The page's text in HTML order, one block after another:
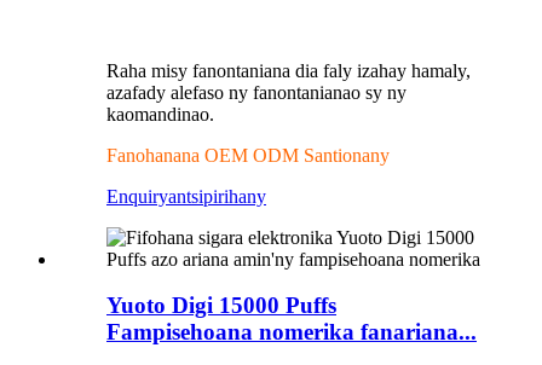
Raha misy fanontaniana dia faly izahay hamaly,
azafady alefaso ny fanontanianao sy ny
kaomandinao.
Fanohanana OEM ODM Santionany
Enquiryantsipirihany
Yuoto Digi 15000 Puffs
Fampisehoana nomerika fanariana...